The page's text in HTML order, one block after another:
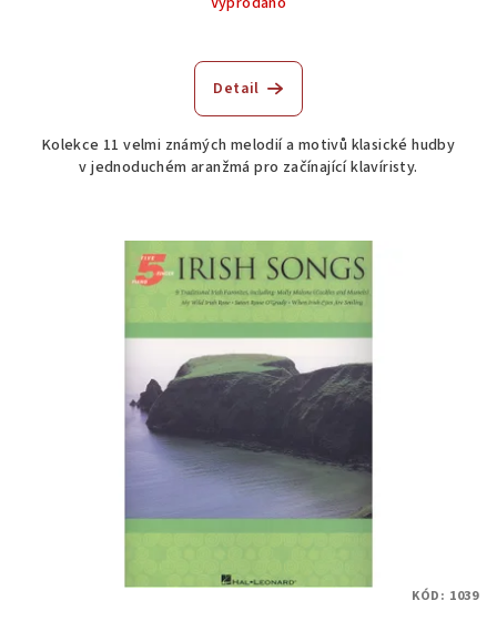
Detail
Kolekce 11 velmi známých melodií a motivů klasické hudby
v jednoduchém aranžmá pro začínající klavíristy.
KÓD: 1039